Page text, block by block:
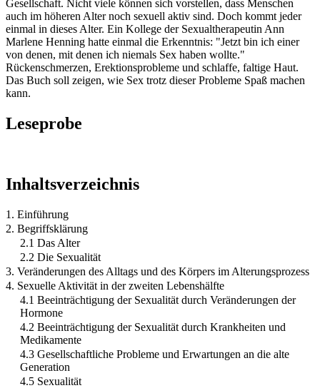
Gesellschaft. Nicht viele können sich vorstellen, dass Menschen
auch im höheren Alter noch sexuell aktiv sind. Doch kommt jeder
einmal in dieses Alter. Ein Kollege der Sexualtherapeutin Ann
Marlene Henning hatte einmal die Erkenntnis: "Jetzt bin ich einer
von denen, mit denen ich niemals Sex haben wollte."
Rückenschmerzen, Erektionsprobleme und schlaffe, faltige Haut.
Das Buch soll zeigen, wie Sex trotz dieser Probleme Spaß machen
kann.
Leseprobe
Inhaltsverzeichnis
1. Einführung
2. Begriffsklärung
2.1 Das Alter
2.2 Die Sexualität
3. Veränderungen des Alltags und des Körpers im Alterungsprozess
4. Sexuelle Aktivität in der zweiten Lebenshälfte
4.1 Beeinträchtigung der Sexualität durch Veränderungen der
Hormone
4.2 Beeinträchtigung der Sexualität durch Krankheiten und
Medikamente
4.3 Gesellschaftliche Probleme und Erwartungen an die alte
Generation
4.5 Sexualität